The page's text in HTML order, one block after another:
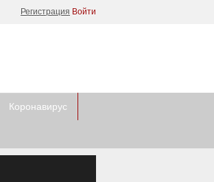
Регистрация Войти
Коронавирус